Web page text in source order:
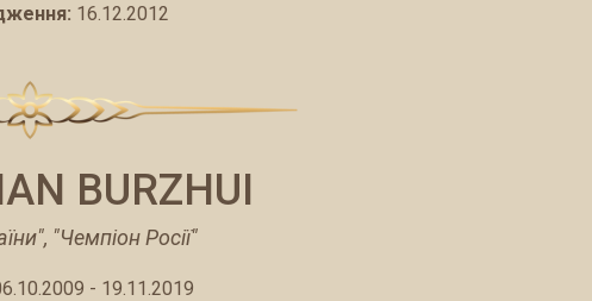
16.12.2012
BURZHUI
"Чемпіон Росії"
- 19.11.2019